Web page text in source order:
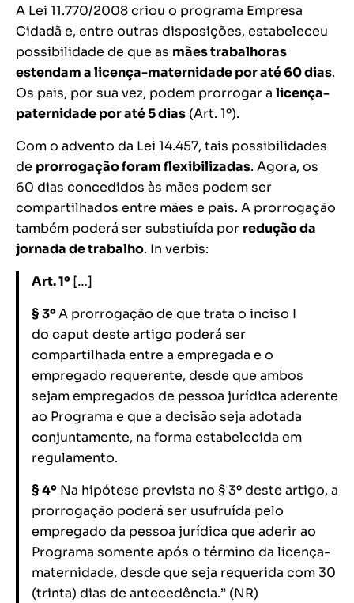
A Lei 11.770/2008 criou o programa Empresa
Cidadã e, entre outras disposições, estabeleceu
possibilidade de que as mães trabalhoras
estendam a licença-maternidade por até 60 dias.
Os pais, por sua vez, podem prorrogar a licença-
paternidade por até 5 dias (Art. 1º).
Com o advento da Lei 14.457, tais possibilidades
de prorrogação foram flexibilizadas. Agora, os
60 dias concedidos às mães podem ser
compartilhados entre mães e pais. A prorrogação
também poderá ser substiuída por redução da
jornada de trabalho. In verbis:
Art. 1º[…]
§ 3ºA prorrogação de que trata o inciso I
do caput deste artigo poderá ser
compartilhada entre a empregada e o
empregado requerente, desde que ambos
sejam empregados de pessoa jurídica aderente
ao Programa e que a decisão seja adotada
conjuntamente, na forma estabelecida em
regulamento.
§ 4º Na hipótese prevista no § 3º deste artigo, a
prorrogação poderá ser usufruída pelo
empregado da pessoa jurídica que aderir ao
Programa somente após o término da licença-
maternidade, desde que seja requerida com 30
(trinta) dias de antecedência.” (NR)